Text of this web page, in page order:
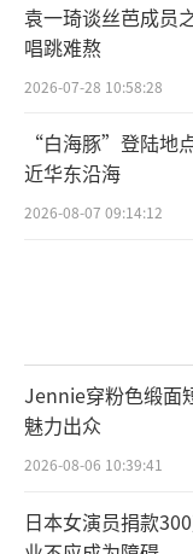
袁一琦谈丝芭成员
唱跳难熬
2026-07-28 10:58:28
“白海豚”登陆地
近华东沿海
2026-08-07 09:14:12
Jennie穿粉色缎面
魅力出众
2026-08-06 10:39:41
日本女演员捐款